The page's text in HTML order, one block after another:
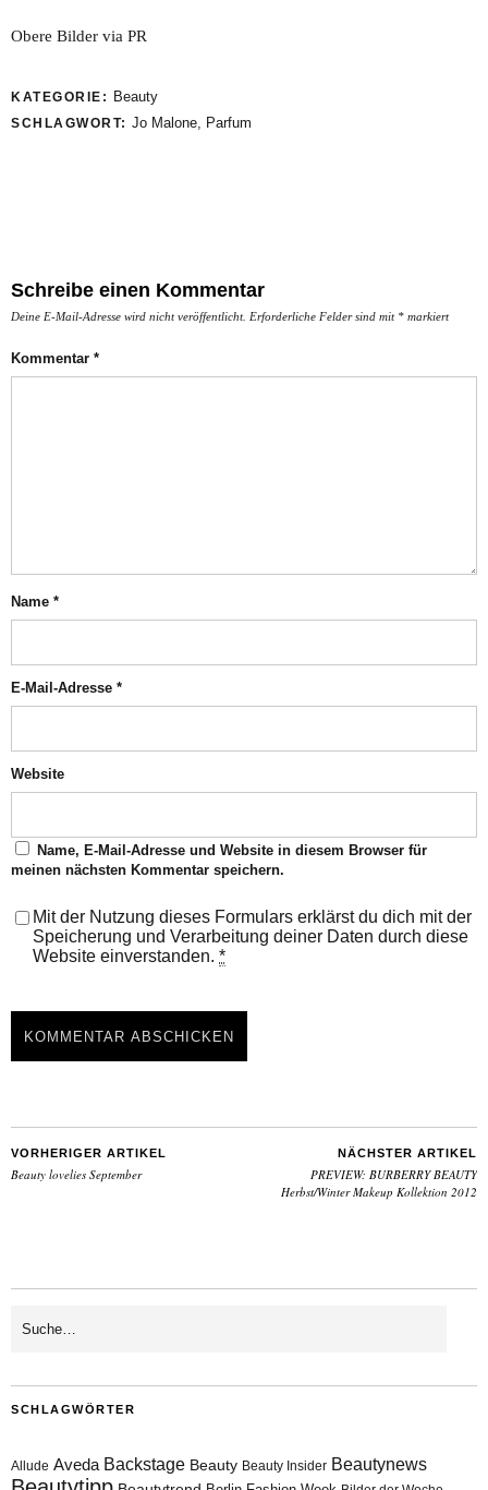
Obere Bilder via PR
KATEGORIE: Beauty
SCHLAGWORT: Jo Malone Parfum
Schreibe einen Kommentar
Deine E-Mail-Adresse wird nicht veröffentlicht. Erforderliche Felder sind mit * markiert
Kommentar *
Name *
E-Mail-Adresse *
Website
Name, E-Mail-Adresse und Website in diesem Browser für
meinen nächsten Kommentar speichern.
Mit der Nutzung dieses Formulars erklärst du dich mit der
Speicherung und Verarbeitung deiner Daten durch diese
Website einverstanden. *
VORHERIGER ARTIKEL
Beauty lovelies September
NÄCHSTER ARTIKEL
PREVIEW: BURBERRY BEAUTY
Herbst/Winter Makeup Kollektion 2012
SCHLAGWÖRTER
Allude Aveda Backstage Beauty Beauty Insider Beautynews